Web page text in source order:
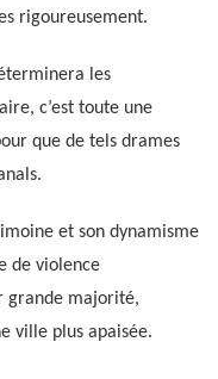
rigoureusement.
les
c’est toute une
que de tels drames
et son dynamisme
de violence
grande majorité,
ville plus apaisée.